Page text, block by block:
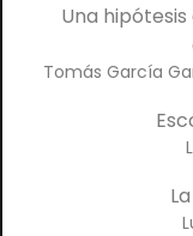
Una
Tomás García